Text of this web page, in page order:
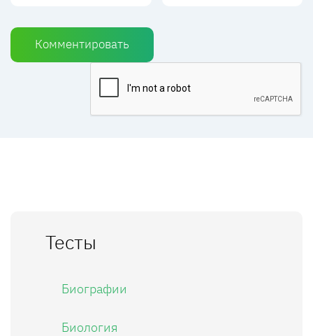
Комментировать
Тесты
Биографии
Биология